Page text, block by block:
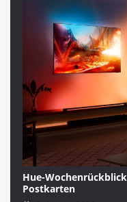
Hue-
Postkarten